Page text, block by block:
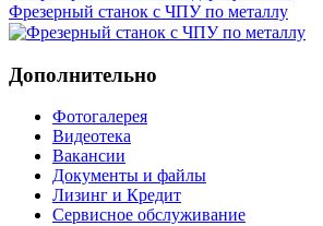
Фрезерный станок с ЧПУ по металлу
Дополнительно
Фотогалерея
Видеотека
Вакансии
Документы и файлы
Лизинг и Кредит
Сервисное обслуживание